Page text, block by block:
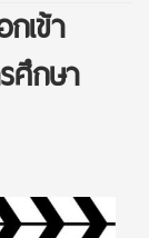
เข้า
ศึกษา